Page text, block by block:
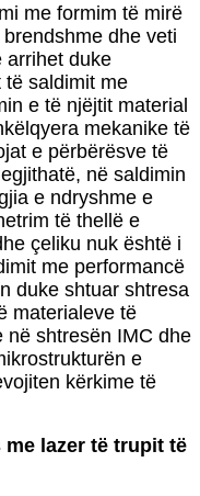
me formim të mirë
dhe veti
arrihet duke
të saldimit me
e të njëjtit material
mekanike të
e përbërësve të
në saldimin
e ndryshme e
të thellë e
çeliku nuk është i
me performancë
duke shtuar shtresa
materialeve të
në shtresën IMC dhe
e
kërkime të
lazer të trupit të